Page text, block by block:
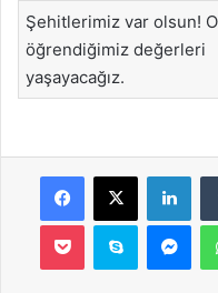
Şehitlerimiz var olsun!
öğrendiğimiz değerleri
yaşayacağız.
Facebook
X
Pocket Skype